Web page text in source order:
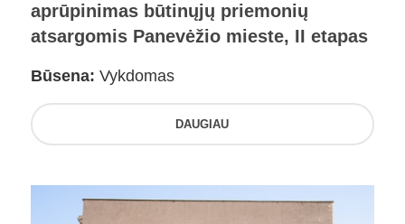
aprūpinimas būtinųjų priemonių
atsargomis Panevėžio mieste, II etapas
Būsena: Vykdomas
DAUGIAU